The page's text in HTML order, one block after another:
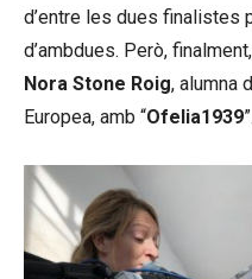
d’entre les dues finalistes
d’ambdues. Però,
Nora Stone Roig, alumna
Europea, amb “Ofelia1939”.